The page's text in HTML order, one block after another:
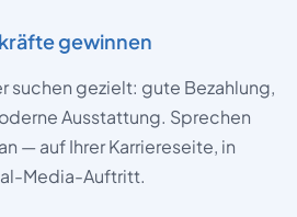
gewinnen
suchen gezielt: gute Bezahlung,
Ausstattung. Sprechen
— auf Ihrer Karriereseite, in
Media-Auftritt.